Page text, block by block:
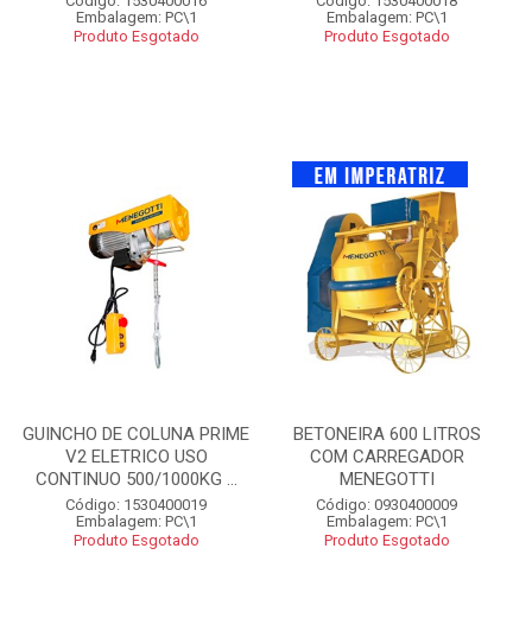
Embalagem: PC\1
Produto Esgotado
Embalagem: PC\1
Produto Esgotado
GUINCHO DE COLUNA PRIME
V2 ELETRICO USO
CONTINUO 500/1000KG ...
Código: 1530400019
Embalagem: PC\1
Produto Esgotado
BETONEIRA 600 LITROS
COM CARREGADOR
MENEGOTTI
Código: 0930400009
Embalagem: PC\1
Produto Esgotado